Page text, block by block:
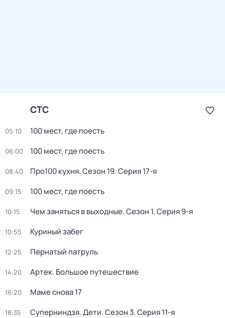
СТС
05:10 100 мест, где поесть
06:00 100 мест, где поесть
08:40 Про100 кухня. Сезон 19. Серия 17-я
09:15 100 мест, где поесть
10:15 Чем заняться в выходные. Сезон 1. Серия 9-я
10:55 Куриный зaбeг
12:25 Пернатый патруль
14:20 Артек. Большое путешествие
16:20 Маме снова 17
18:35 Суперниндзя. Дети. Сезон 3. Серия 11-я